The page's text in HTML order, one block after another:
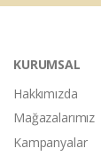
KURUMSAL
Hakkımızda
Mağazalarımız
Kampanyalar